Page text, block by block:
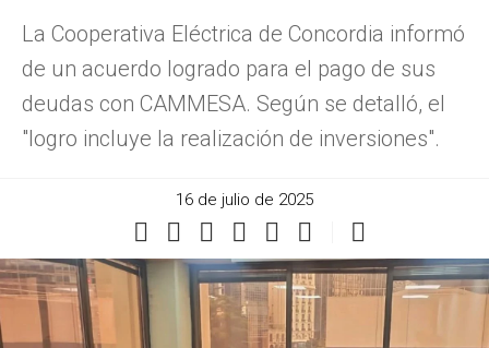
La Cooperativa Eléctrica de Concordia informó
de un acuerdo logrado para el pago de sus
deudas con CAMMESA. Según se detalló, el
"logro incluye la realización de inversiones".
16 de julio de 2025